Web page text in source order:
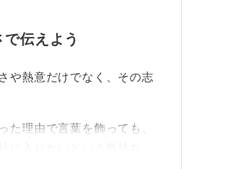
伝えよう
や熱意だけでなく、その志
た理由で言葉を飾っても、
に入りたいという気持ち